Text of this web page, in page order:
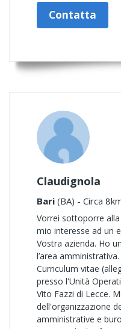
Contatta
Claudignola
Bari (BA) - Circa
Vorrei sottoporre
mio interesse ad un
Vostra azienda. Ho
l’area
Curriculum vitae
presso l'Unità
Vito Fazzi di Lecce.
dell'organizzazione
amministrative e